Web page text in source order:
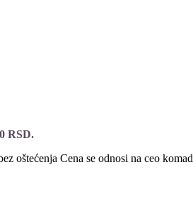
RSD.
oštećenja Cena se odnosi na ceo komad